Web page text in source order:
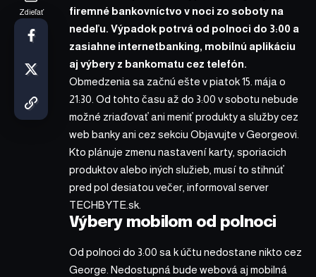
Zdieľať
firemné bankovníctvo v noci zo soboty na
nedeľu. Výpadok potrvá od polnoci do 3:00 a
zasiahne internetbanking, mobilnú aplikáciu
aj výbery z bankomatu cez telefón.
Obmedzenia sa začnú ešte v piatok 15. mája o
21:30. Od tohto času až do 3:00 v sobotu nebude
možné zriaďovať ani meniť produkty a služby cez
web banky ani cez sekciu Objavujte v Georgeovi.
Kto plánuje zmenu nastavení karty, sporiacich
produktov alebo iných služieb, musí to stihnúť
pred pol desiatou večer, informoval server
TECHBYTE.sk.
Výbery mobilom od polnoci
Od polnoci do 3:00 sa k účtu nedostane nikto cez
George. Nedostupná bude webová aj mobilná